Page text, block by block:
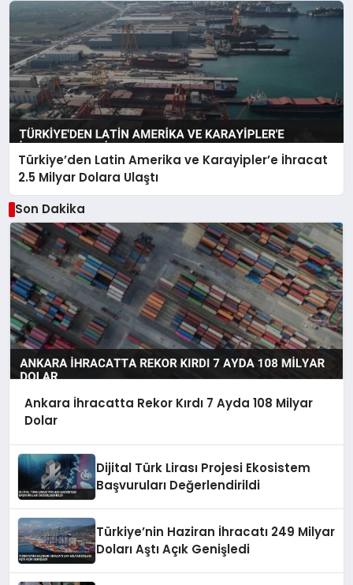
Türkiye’den Latin Amerika ve Karayipler’e İhracat
2.5 Milyar Dolara Ulaştı
Son Dakika
Ankara İhracatta Rekor Kırdı 7 Ayda 108 Milyar
Dolar
Dijital Türk Lirası Projesi Ekosistem
Başvuruları Değerlendirildi
Türkiye’nin Haziran İhracatı 249 Milyar
Doları Aştı Açık Genişledi